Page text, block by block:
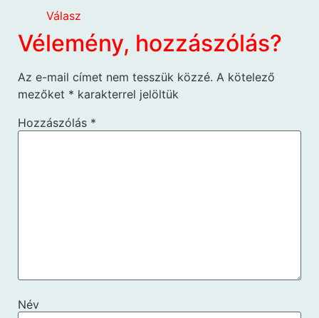
Válasz
Vélemény, hozzászólás?
Az e-mail címet nem tesszük közzé. A kötelező
mezőket * karakterrel jelöltük
Hozzászólás *
Név